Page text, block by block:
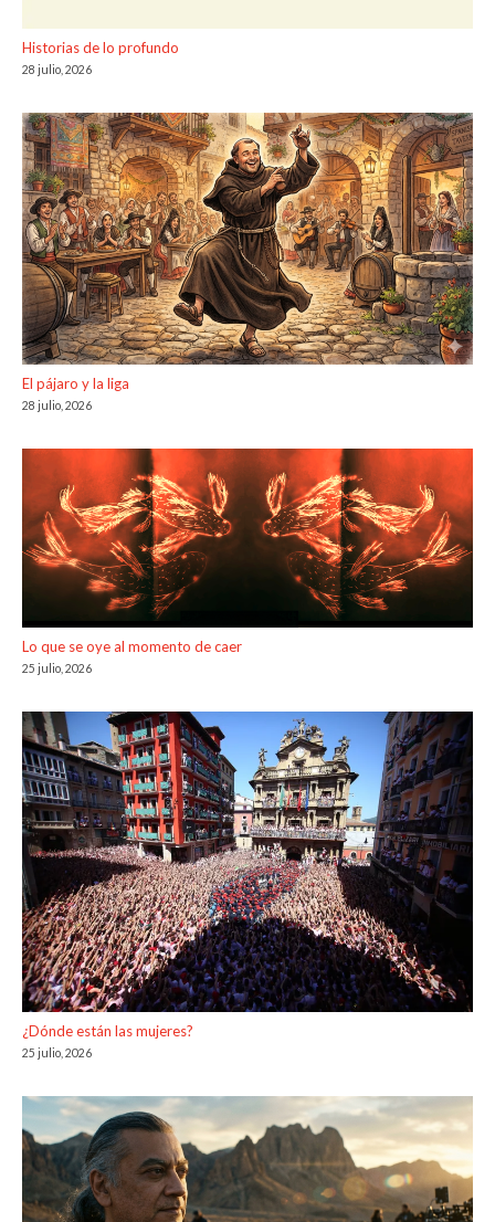
Historias de lo profundo
28 julio, 2026
El pájaro y la liga
28 julio, 2026
Lo que se oye al momento de caer
25 julio, 2026
¿Dónde están las mujeres?
25 julio, 2026